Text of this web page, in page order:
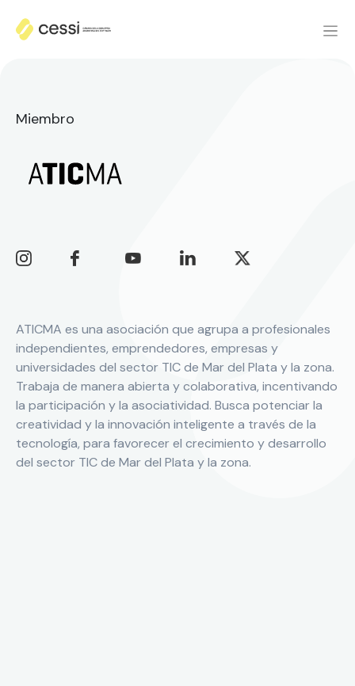
Miembro
ATICMA es una asociación que agrupa a profesionales
independientes, emprendedores, empresas y
universidades del sector TIC de Mar del Plata y la zona.
Trabaja de manera abierta y colaborativa, incentivando
la participación y la asociatividad. Busca potenciar la
creatividad y la innovación inteligente a través de la
tecnología, para favorecer el crecimiento y desarrollo
del sector TIC de Mar del Plata y la zona.